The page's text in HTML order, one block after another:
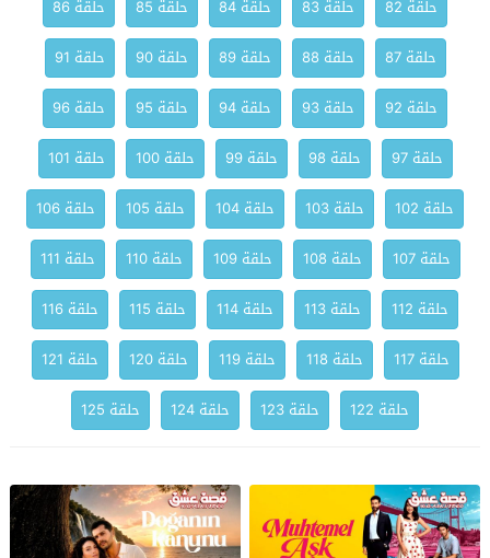
حلقة 82 حلقة 83 حلقة 84 حلقة 85
حلقة 86
حلقة 87
حلقة 88 حلقة 89 حلقة 90
حلقة 91
حلقة 92
حلقة 93 حلقة 94 حلقة 95
حلقة 96
حلقة 97
حلقة 98 حلقة 99 حلقة 100
حلقة 101
حلقة 102
حلقة 103 حلقة 104 حلقة 105
حلقة 106
حلقة 107
حلقة 108 حلقة 109 حلقة 110
حلقة 111
حلقة 112
حلقة 113 حلقة 114 حلقة 115
حلقة 116
حلقة 117
حلقة 118 حلقة 119 حلقة 120
حلقة 121
حلقة 122
حلقة 123 حلقة 124 حلقة 125